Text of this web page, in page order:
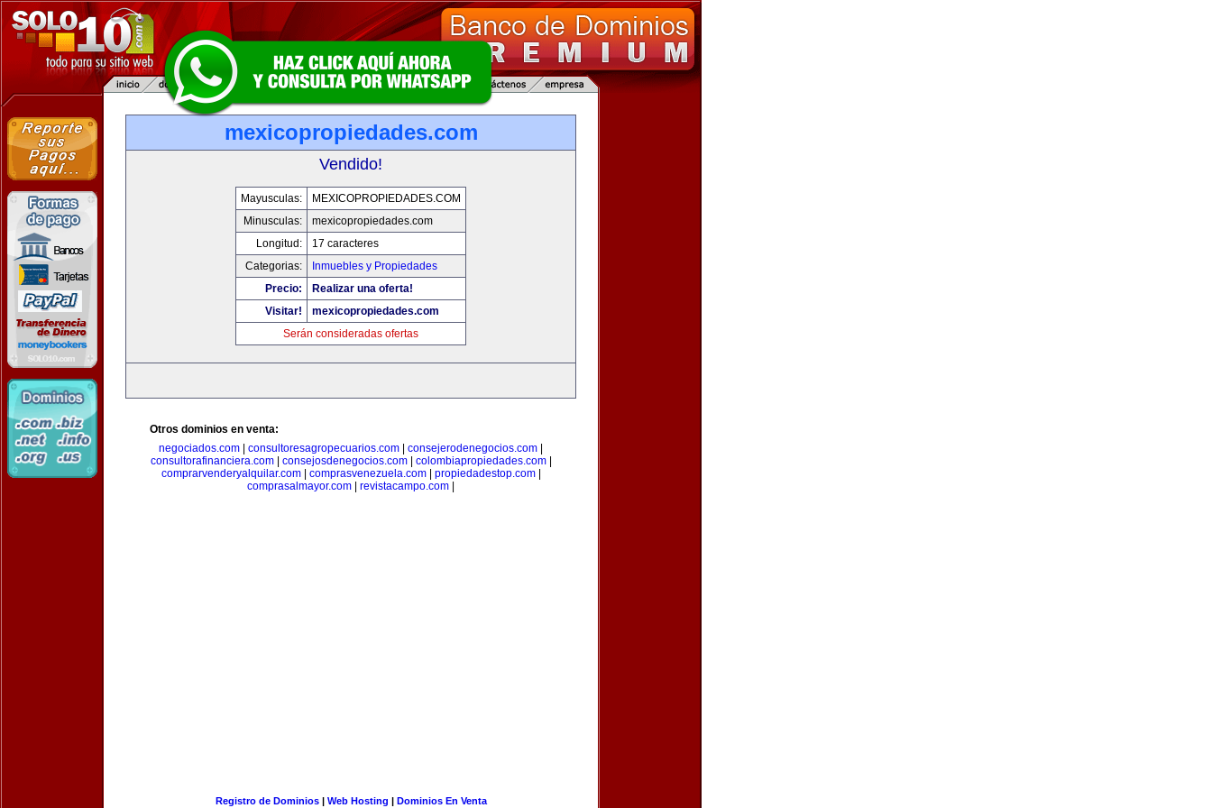
mexicopropiedades.com
Vendido!
Mayusculas:
MEXICOPROPIEDADES.COM
Minusculas:
mexicopropiedades.com
Longitud:
17 caracteres
Categorias:
Inmuebles y Propiedades
Precio:
Realizar una oferta!
Visitar!
mexicopropiedades.com
Serán consideradas ofertas
Otros dominios en venta:
negociados.com
consultoresagropecuarios.com consejerodenegocios.com
consultorafinanciera.com| consejosdenegocios.com| colombiapropiedades.com|
comprarvenderyalquilar.com| comprasvenezuela.com| propiedadestop.com|
comprasalmayor.com
revistacampo.com
Registro de Dominios| Web Hosting | Dominios En Venta